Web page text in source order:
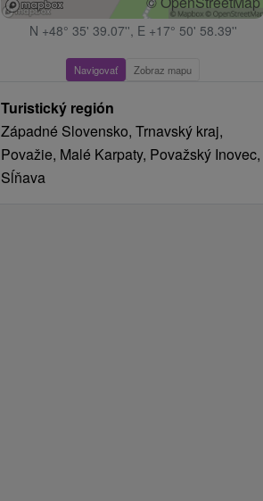
N +48° 35' 39.07'', E +17° 50' 58.39''
Navigovať Zobraz mapu
Turistický región
Západné Slovensko, Trnavský kraj,
Považie, Malé Karpaty, Považský Inovec,
Sĺňava